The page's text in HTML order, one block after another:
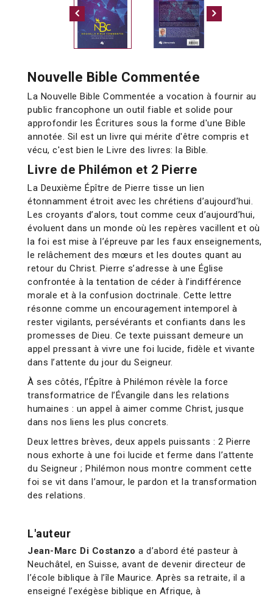
Nouvelle Bible Commentée
La Nouvelle Bible Commentée a vocation à fournir au
public francophone un outil fiable et solide pour
approfondir les Écritures sous la forme d'une Bible
annotée. Sil est un livre qui mérite d'être compris et
vécu, c'est bien le Livre des livres: la Bible.
Livre de Philémon et 2 Pierre
La Deuxième Épître de Pierre tisse un lien
étonnamment étroit avec les chrétiens d’aujourd’hui.
Les croyants d’alors, tout comme ceux d’aujourd’hui,
évoluent dans un monde où les repères vacillent et où
la foi est mise à l’épreuve par les faux enseignements,
le relâchement des mœurs et les doutes quant au
retour du Christ. Pierre s’adresse à une Église
confrontée à la tentation de céder à l’indifférence
morale et à la confusion doctrinale. Cette lettre
résonne comme un encouragement intemporel à
rester vigilants, persévérants et confiants dans les
promesses de Dieu. Ce texte puissant demeure un
appel pressant à vivre une foi lucide, fidèle et vivante
dans l’attente du jour du Seigneur.
À ses côtés, l’Épître à Philémon révèle la force
transformatrice de l’Évangile dans les relations
humaines : un appel à aimer comme Christ, jusque
dans nos liens les plus concrets.
Deux lettres brèves, deux appels puissants : 2 Pierre
nous exhorte à une foi lucide et ferme dans l’attente
du Seigneur ; Philémon nous montre comment cette
foi se vit dans l’amour, le pardon et la transformation
des relations.
L'auteur
Jean-Marc Di Costanzo a d’abord été pasteur à
Neuchâtel, en Suisse, avant de devenir directeur de
l’école biblique à l’île Maurice. Après sa retraite, il a
enseigné l’exégèse biblique en Afrique, à